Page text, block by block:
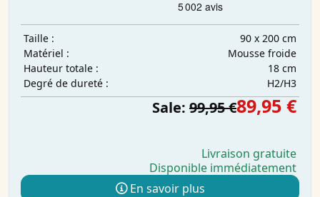
Taille :
90 x 200 cm
Matériel :
Mousse froide
Hauteur totale :
18 cm
Degré de dureté :
H2/H3
Sale: 99,95 €89,95 €
Livraison gratuite
Disponible immédiatement
En savoir plus